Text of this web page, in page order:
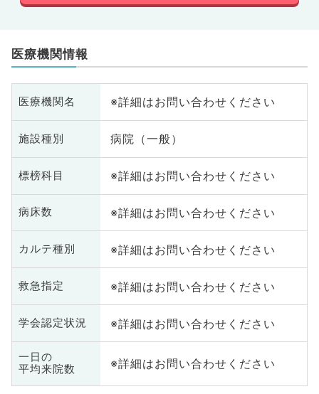
医療機関情報
医療機関名 ※詳細はお問い合わせください
施設種別 病院（一般）
標榜科目 ※詳細はお問い合わせください
病床数 ※詳細はお問い合わせください
カルテ種別 ※詳細はお問い合わせください
救急指定 ※詳細はお問い合わせください
学会認定状況 ※詳細はお問い合わせください
一日の
平均来院数
※詳細はお問い合わせください